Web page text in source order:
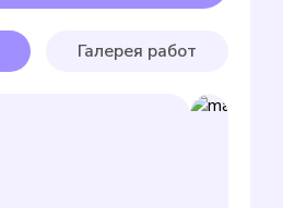
Галерея работ